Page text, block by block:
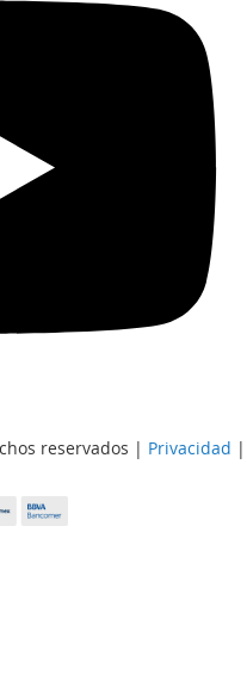
reservados | Privacidad |